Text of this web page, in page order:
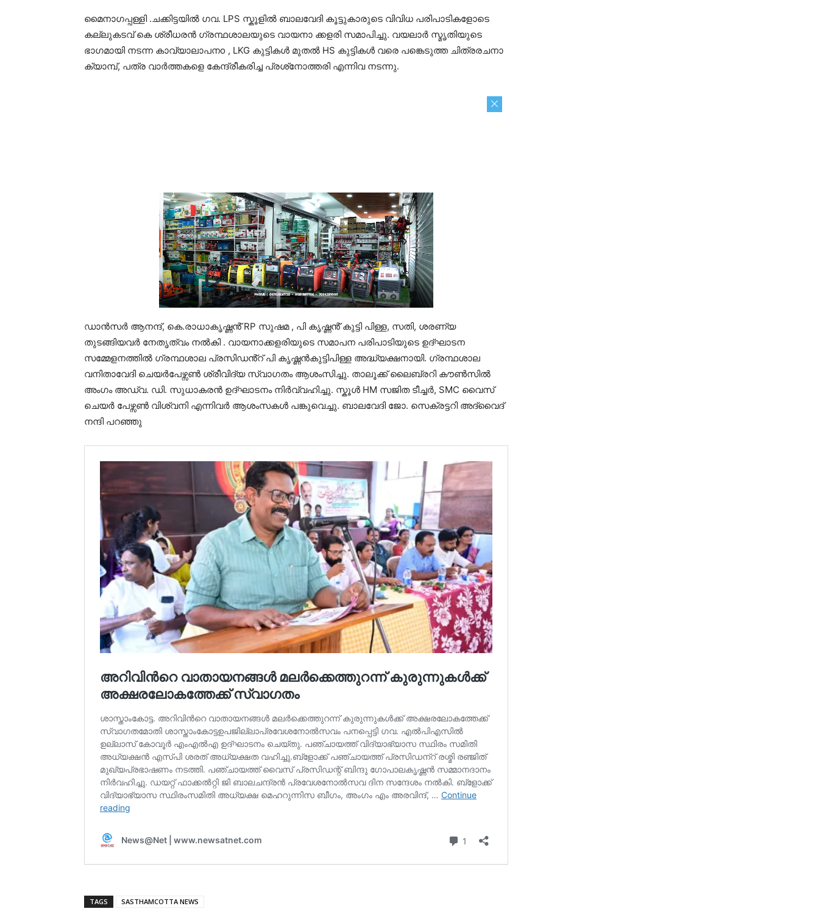
മൈനാഗപ്പള്ളി .ചക്കിട്ടയിൽ ഗവ. LPS സ്കൂളിൽ ബാലവേദി കൂട്ടുകാരുടെ വിവിധ പരിപാടികളോടെ
കല്ലുകടവ് കെ ശ്രീധരൻ ഗ്രന്ഥശാലയുടെ വായനാ ക്കളരി സമാപിച്ചു. വയലാർ സ്മൃതിയുടെ
ഭാഗമായി നടന്ന കാവ്യാലാപനo , LKG കുട്ടികൾ മുതൽ HS കുട്ടികൾ വരെ പങ്കെടുത്ത ചിത്രരചനാ
ക്യാമ്പ്, പത്ര വാർത്തകളെ കേന്ദ്രീകരിച്ച പ്രശ്‌നോത്തരി എന്നിവ നടന്നു.
ഡാൻസർ ആനന്ദ്, കെ.രാധാകൃഷ്ണൻ് RP സുഷമ , പി കൃഷ്ണൻ് കുട്ടി പിള്ള, സതി, ശരണ്യ
തുടങ്ങിയവർ നേതൃത്വം നൽകി . വായനാക്കളരിയുടെ സമാപന പരിപാടിയുടെ ഉദ്ഘാടന
സമ്മേളനത്തിൽ ഗ്രന്ഥശാല പ്രസിഡൻ്റ് പി കൃഷ്ണൻകുട്ടിപിള്ള അദ്ധ്യക്ഷനായി. ഗ്രന്ഥശാല
വനിതാവേദി ചെയർപേഴ്സൺ ശ്രീവിദ്യ സ്വാഗതം ആശംസിച്ചു. താലൂക്ക് ലൈബ്രറി കൗൺസിൽ
അംഗം അഡ്വ. ഡി. സുധാകരൻ ഉദ്ഘാടനം നിർവ്വഹിച്ചു. സ്കൂൾ HM സജിത ടീച്ചർ, SMC വൈസ്
ചെയർ പേഴ്സൺ വിശ്വനി എന്നിവർ ആശംസകൾ പങ്കുവെച്ചു. ബാലവേദി ജോ. സെക്രട്ടറി അദ്വൈദ്
നന്ദി പറഞ്ഞു
TAGS SASTHAMCOTTA NEWS